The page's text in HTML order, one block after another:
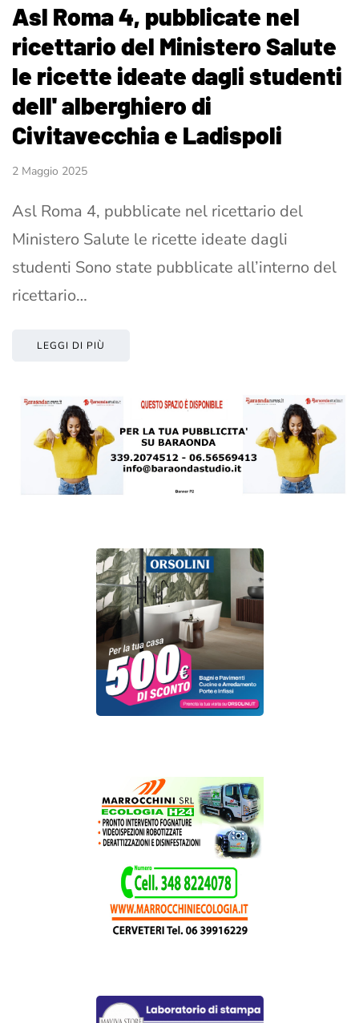
Asl Roma 4, pubblicate nel
ricettario del Ministero Salute
le ricette ideate dagli studenti
dell' alberghiero di
Civitavecchia e Ladispoli
2 Maggio 2025
Asl Roma 4, pubblicate nel ricettario del
Ministero Salute le ricette ideate dagli
studenti Sono state pubblicate all’interno del
ricettario…
LEGGI DI PIÙ